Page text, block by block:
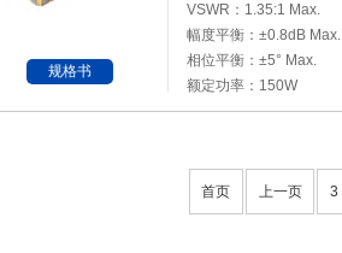
规格书
VSWR：1.35:1 Max.
幅度平衡：±0.8dB Max.
相位平衡：±5° Max.
额定功率：150W
首页 上一页 3